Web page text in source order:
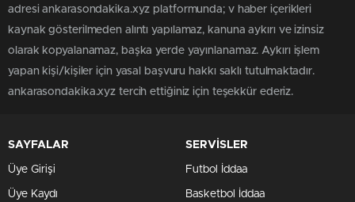
adresi ankarasondakika.xyz platformunda; v haber içerikleri
kaynak gösterilmeden alıntı yapılamaz, kanuna aykırı ve izinsiz
olarak kopyalanamaz, başka yerde yayınlanamaz. Aykırı işlem
yapan kişi/kişiler için yasal başvuru hakkı saklı tutulmaktadır.
ankarasondakika.xyz tercih ettiğiniz için teşekkür ederiz.
SAYFALAR
Üye Girişi
Üye Kaydı
SERVİSLER
Futbol İddaa
Basketbol İddaa